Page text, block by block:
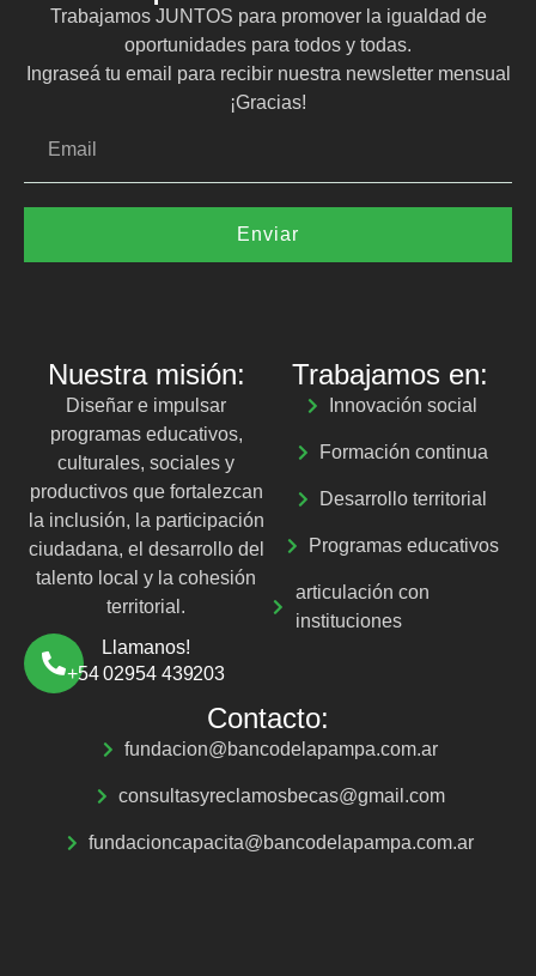
Trabajamos JUNTOS para promover la igualdad de
oportunidades para todos y todas.
Ingraseá tu email para recibir nuestra newsletter mensual
¡Gracias!
Enviar
Nuestra misión:
Diseñar e impulsar
programas educativos,
culturales, sociales y
productivos que fortalezcan
la inclusión, la participación
ciudadana, el desarrollo del
talento local y la cohesión
territorial.
Llamanos!
+54 02954 439203
Trabajamos en:
Innovación social
Formación continua
Desarrollo territorial
Programas educativos
articulación con
instituciones
Contacto:
fundacion@bancodelapampa.com.ar
consultasyreclamosbecas@gmail.com
fundacioncapacita@bancodelapampa.com.ar